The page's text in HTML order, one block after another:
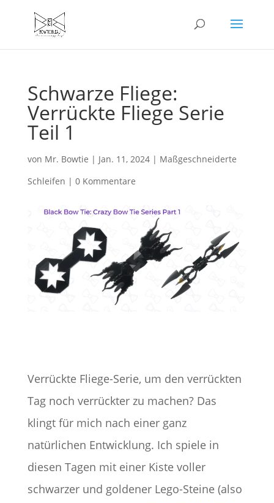
Schwarze Fliege:
Verrückte Fliege Serie
Teil 1
von Mr. Bowtie | Jan. 11, 2024| Maßgeschneiderte
Schleifen | 0 Kommentare
Verrückte Fliege-Serie, um den verrückten
Tag noch verrückter zu machen? Das
klingt für mich nach einer ganz
natürlichen Entwicklung. Ich spiele in
diesen Tagen mit einer Kiste voller
schwarzer und goldener Lego-Steine (also